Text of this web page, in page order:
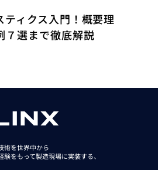
ティクス入門！概要理
７選まで徹底解説
術を世界中から
験をもって製造現場に実装する、